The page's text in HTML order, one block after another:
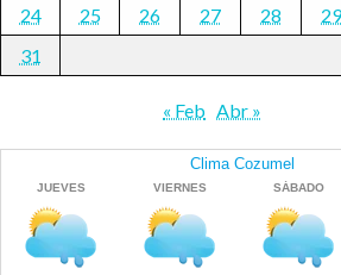
24
25 26 27 28
31
« Feb Abr »